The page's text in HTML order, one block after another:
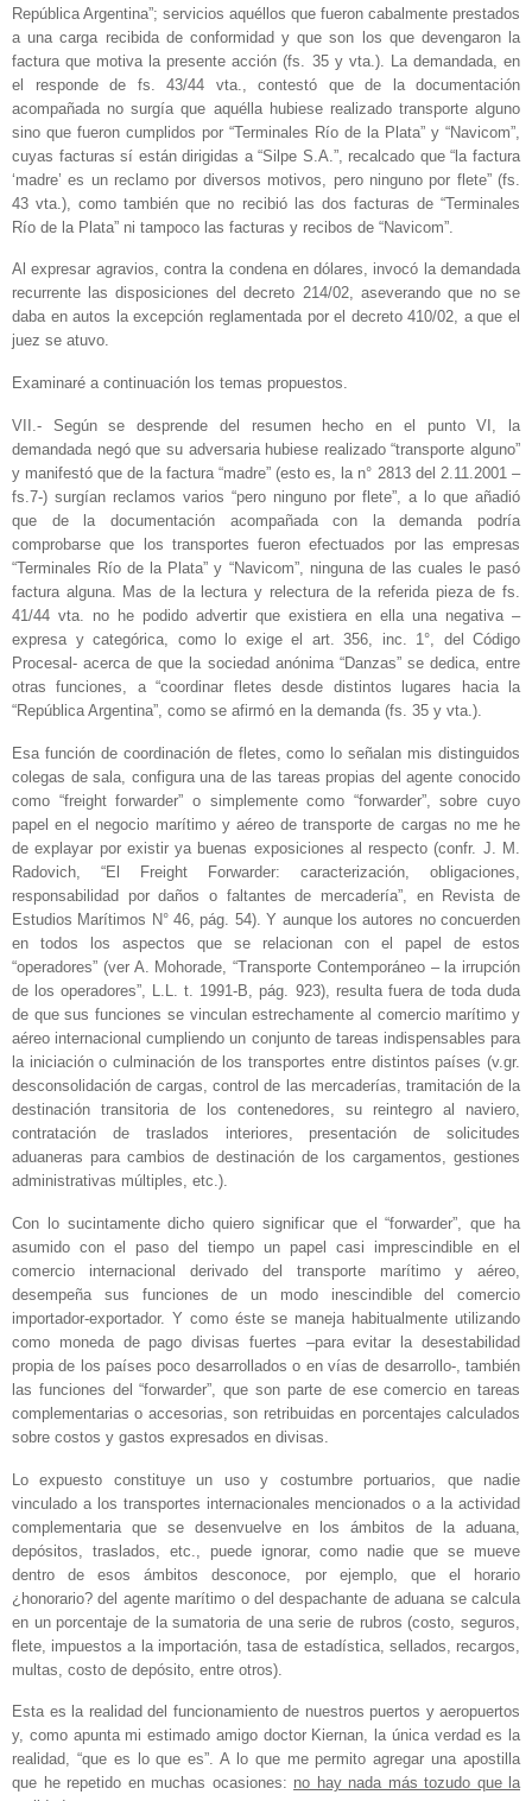
República Argentina”; servicios aquéllos que fueron cabalmente prestados
a una carga recibida de conformidad y que son los que devengaron la
factura que motiva la presente acción (fs. 35 y vta.). La demandada, en
el responde de fs. 43/44 vta., contestó que de la documentación
acompañada no surgía que aquélla hubiese realizado transporte alguno
sino que fueron cumplidos por “Terminales Río de la Plata” y “Navicom”,
cuyas facturas sí están dirigidas a “Silpe S.A.”, recalcado que “la factura
‘madre’ es un reclamo por diversos motivos, pero ninguno por flete” (fs.
43 vta.), como también que no recibió las dos facturas de “Terminales
Río de la Plata” ni tampoco las facturas y recibos de “Navicom”.
Al expresar agravios, contra la condena en dólares, invocó la demandada
recurrente las disposiciones del decreto 214/02, aseverando que no se
daba en autos la excepción reglamentada por el decreto 410/02, a que el
juez se atuvo.
Examinaré a continuación los temas propuestos.
VII.- Según se desprende del resumen hecho en el punto VI, la
demandada negó que su adversaria hubiese realizado “transporte alguno”
y manifestó que de la factura “madre” (esto es, la n° 2813 del 2.11.2001 –
fs.7-) surgían reclamos varios “pero ninguno por flete”, a lo que añadió
que de la documentación acompañada con la demanda podría
comprobarse que los transportes fueron efectuados por las empresas
“Terminales Río de la Plata” y “Navicom”, ninguna de las cuales le pasó
factura alguna. Mas de la lectura y relectura de la referida pieza de fs.
41/44 vta. no he podido advertir que existiera en ella una negativa –
expresa y categórica, como lo exige el art. 356, inc. 1°, del Código
Procesal- acerca de que la sociedad anónima “Danzas” se dedica, entre
otras funciones, a “coordinar fletes desde distintos lugares hacia la
“República Argentina”, como se afirmó en la demanda (fs. 35 y vta.).
Esa función de coordinación de fletes, como lo señalan mis distinguidos
colegas de sala, configura una de las tareas propias del agente conocido
como “freight forwarder” o simplemente como “forwarder”, sobre cuyo
papel en el negocio marítimo y aéreo de transporte de cargas no me he
de explayar por existir ya buenas exposiciones al respecto (confr. J. M.
Radovich, “El Freight Forwarder: caracterización, obligaciones,
responsabilidad por daños o faltantes de mercadería”, en Revista de
Estudios Marítimos N° 46, pág. 54). Y aunque los autores no concuerden
en todos los aspectos que se relacionan con el papel de estos
“operadores” (ver A. Mohorade, “Transporte Contemporáneo – la irrupción
de los operadores”, L.L. t. 1991-B, pág. 923), resulta fuera de toda duda
de que sus funciones se vinculan estrechamente al comercio marítimo y
aéreo internacional cumpliendo un conjunto de tareas indispensables para
la iniciación o culminación de los transportes entre distintos países (v.gr.
desconsolidación de cargas, control de las mercaderías, tramitación de la
destinación transitoria de los contenedores, su reintegro al naviero,
contratación de traslados interiores, presentación de solicitudes
aduaneras para cambios de destinación de los cargamentos, gestiones
administrativas múltiples, etc.).
Con lo sucintamente dicho quiero significar que el “forwarder”, que ha
asumido con el paso del tiempo un papel casi imprescindible en el
comercio internacional derivado del transporte marítimo y aéreo,
desempeña sus funciones de un modo inescindible del comercio
importador-exportador. Y como éste se maneja habitualmente utilizando
como moneda de pago divisas fuertes –para evitar la desestabilidad
propia de los países poco desarrollados o en vías de desarrollo-, también
las funciones del “forwarder”, que son parte de ese comercio en tareas
complementarias o accesorias, son retribuidas en porcentajes calculados
sobre costos y gastos expresados en divisas.
Lo expuesto constituye un uso y costumbre portuarios, que nadie
vinculado a los transportes internacionales mencionados o a la actividad
complementaria que se desenvuelve en los ámbitos de la aduana,
depósitos, traslados, etc., puede ignorar, como nadie que se mueve
dentro de esos ámbitos desconoce, por ejemplo, que el horario
¿honorario? del agente marítimo o del despachante de aduana se calcula
en un porcentaje de la sumatoria de una serie de rubros (costo, seguros,
flete, impuestos a la importación, tasa de estadística, sellados, recargos,
multas, costo de depósito, entre otros).
Esta es la realidad del funcionamiento de nuestros puertos y aeropuertos
y, como apunta mi estimado amigo doctor Kiernan, la única verdad es la
realidad, “que es lo que es”. A lo que me permito agregar una apostilla
que he repetido en muchas ocasiones: no hay nada más tozudo que la